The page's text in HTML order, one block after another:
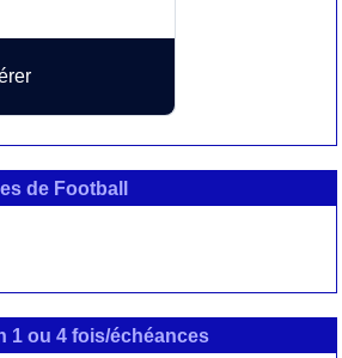
de Football
1 ou 4 fois/échéances